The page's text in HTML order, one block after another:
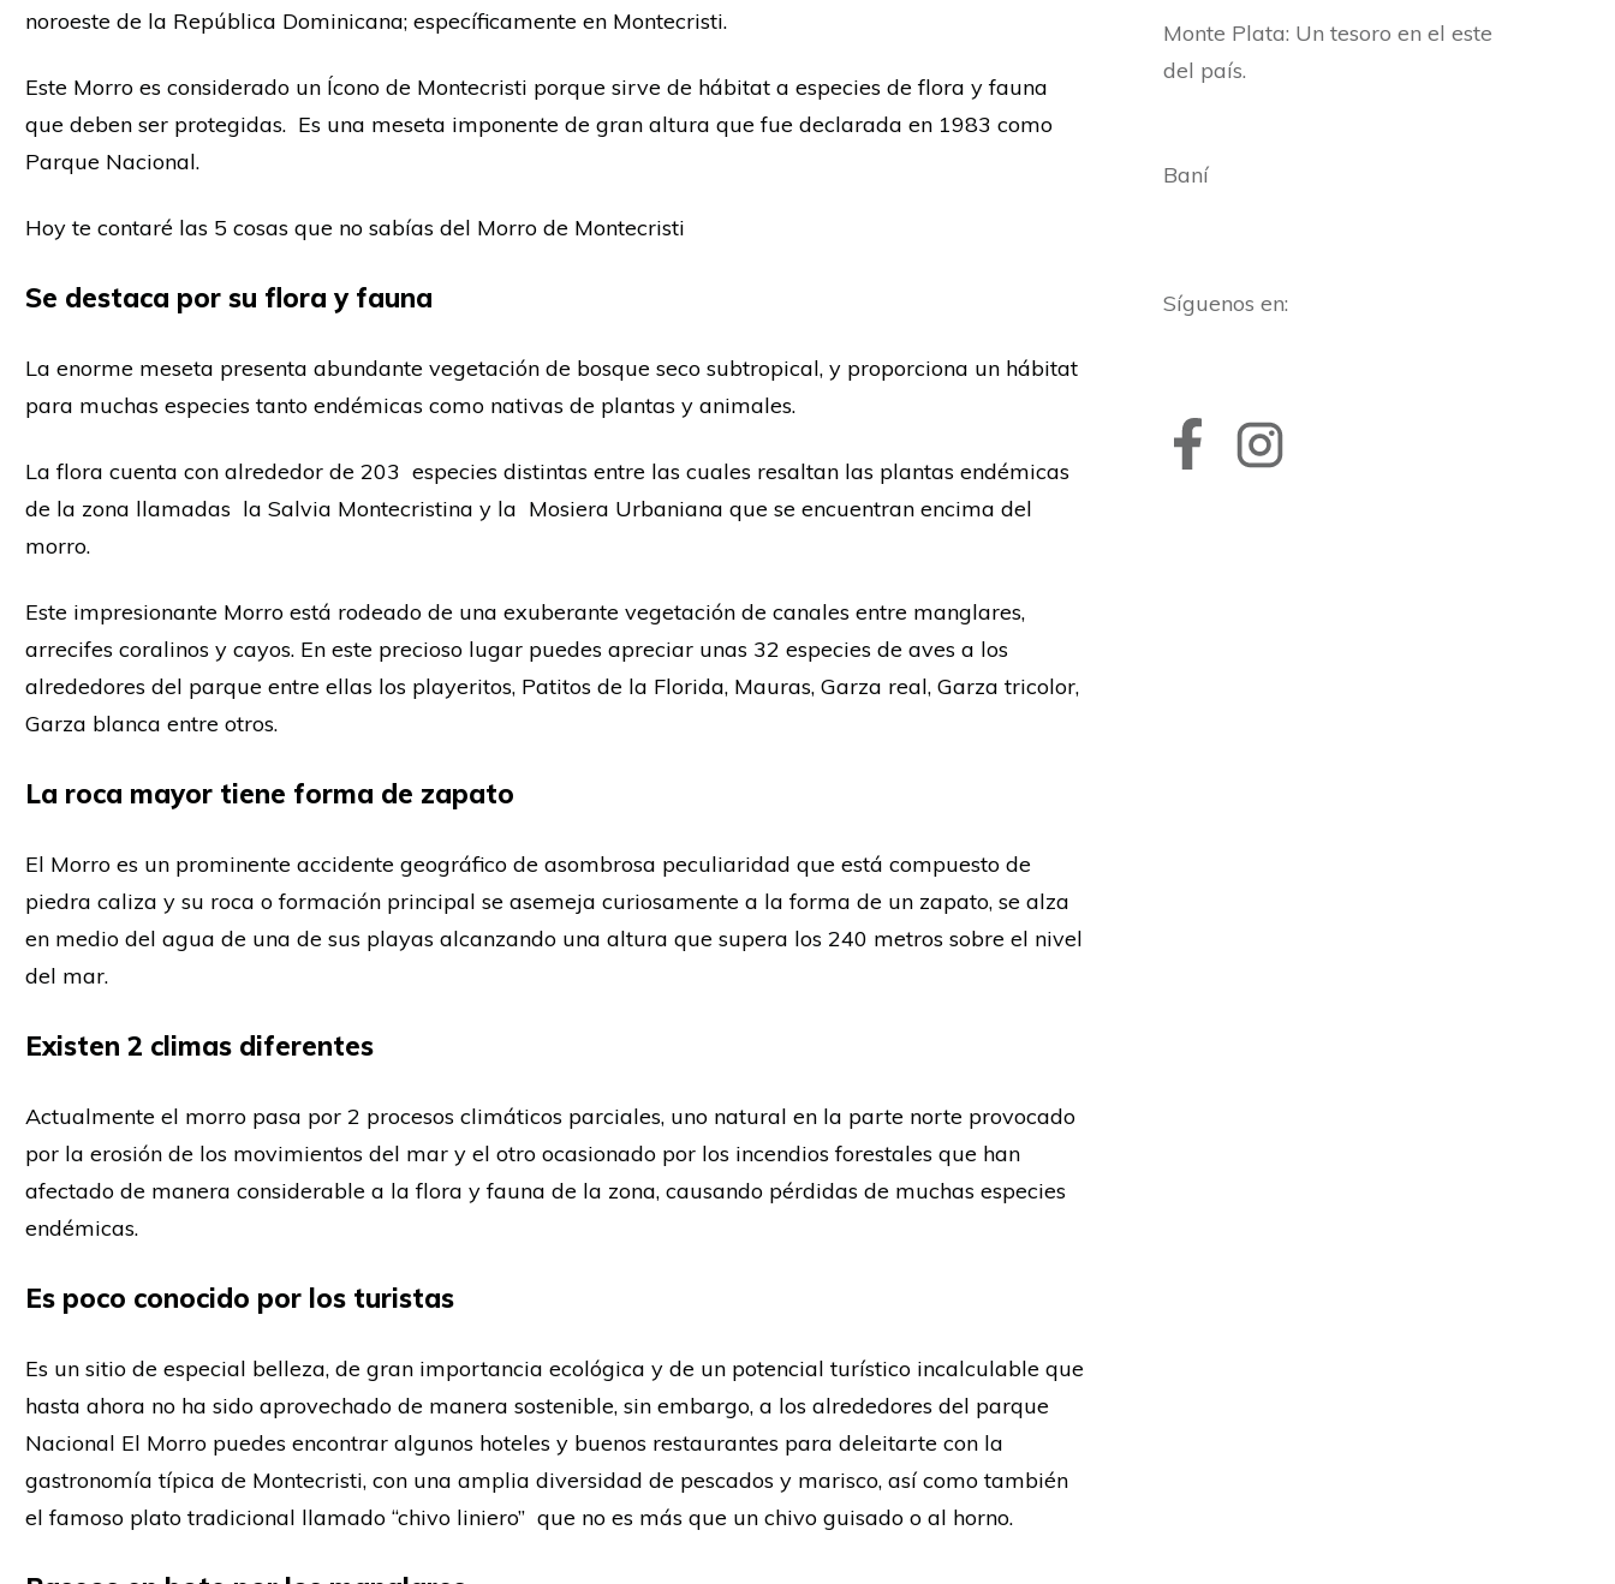
noroeste de la República Dominicana; específicamente en Montecristi.
Este Morro es considerado un Ícono de Montecristi porque sirve de hábitat a especies de flora y fauna
que deben ser protegidas. Es una meseta imponente de gran altura que fue declarada en 1983 como
Parque Nacional.
Hoy te contaré las 5 cosas que no sabías del Morro de Montecristi
Se destaca por su flora y fauna
La enorme meseta presenta abundante vegetación de bosque seco subtropical, y proporciona un hábitat
para muchas especies tanto endémicas como nativas de plantas y animales.
La flora cuenta con alrededor de 203 especies distintas entre las cuales resaltan las plantas endémicas
de la zona llamadas la Salvia Montecristina y la Mosiera Urbaniana que se encuentran encima del
morro.
Este impresionante Morro está rodeado de una exuberante vegetación de canales entre manglares,
arrecifes coralinos y cayos. En este precioso lugar puedes apreciar unas 32 especies de aves a los
alrededores del parque entre ellas los playeritos, Patitos de la Florida, Mauras, Garza real, Garza tricolor,
Garza blanca entre otros.
La roca mayor tiene forma de zapato
El Morro es un prominente accidente geográfico de asombrosa peculiaridad que está compuesto de
piedra caliza y su roca o formación principal se asemeja curiosamente a la forma de un zapato, se alza
en medio del agua de una de sus playas alcanzando una altura que supera los 240 metros sobre el nivel
del mar.
Existen 2 climas diferentes
Actualmente el morro pasa por 2 procesos climáticos parciales, uno natural en la parte norte provocado
por la erosión de los movimientos del mar y el otro ocasionado por los incendios forestales que han
afectado de manera considerable a la flora y fauna de la zona, causando pérdidas de muchas especies
endémicas.
Es poco conocido por los turistas
Es un sitio de especial belleza, de gran importancia ecológica y de un potencial turístico incalculable que
hasta ahora no ha sido aprovechado de manera sostenible, sin embargo, a los alrededores del parque
Nacional El Morro puedes encontrar algunos hoteles y buenos restaurantes para deleitarte con la
gastronomía típica de Montecristi, con una amplia diversidad de pescados y marisco, así como también
el famoso plato tradicional llamado “chivo liniero” que no es más que un chivo guisado o al horno.
Monte Plata: Un tesoro en el este
del país.
Baní
Síguenos en: